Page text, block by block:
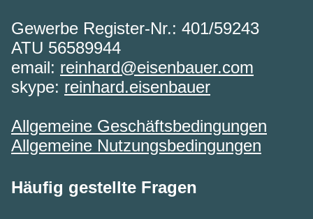
Gewerbe Register-Nr.: 401/59243
ATU 56589944
email: reinhard@eisenbauer.com
skype: reinhard.eisenbauer
Allgemeine Geschäftsbedingungen
Allgemeine Nutzungsbedingungen
Häufig gestellte Fragen